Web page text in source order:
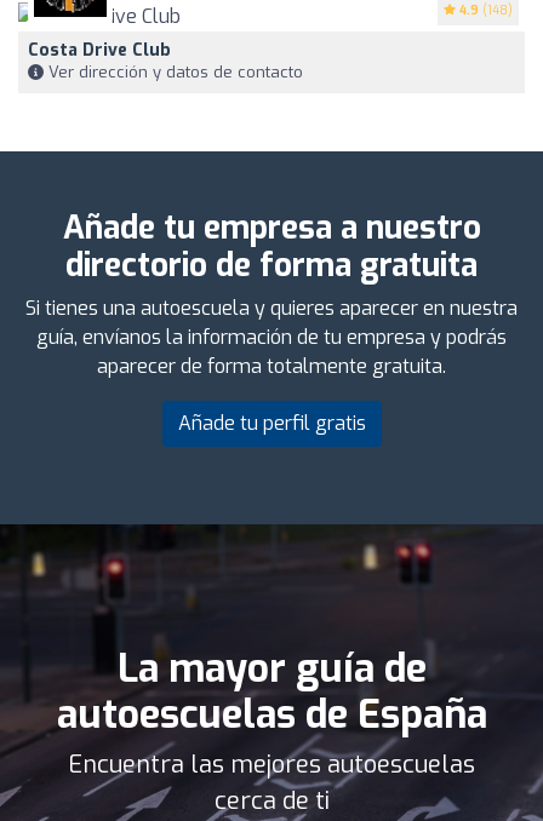
4.9 (148)
Costa Drive Club
Ver dirección y datos de contacto
Añade tu empresa a nuestro
directorio de forma gratuita
Si tienes una autoescuela y quieres aparecer en nuestra
guía, envíanos la información de tu empresa y podrás
aparecer de forma totalmente gratuita.
Añade tu perfil gratis
La mayor guía de
autoescuelas de España
Encuentra las mejores autoescuelas
cerca de ti